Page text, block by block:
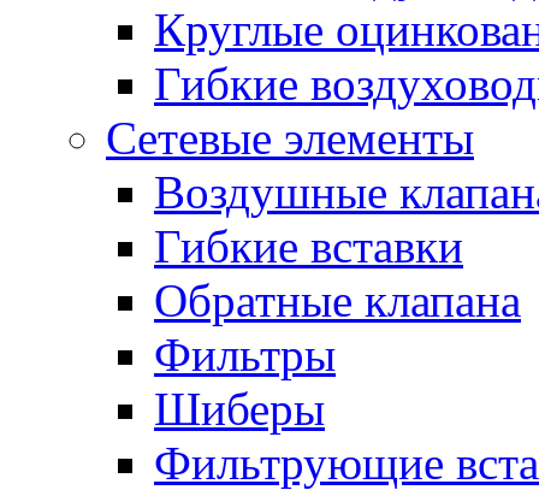
Круглые
Гибкие
Сетевые элементы
Воздушные
Гибкие вставки
Обратные клапана
Фильтры
Шиберы
Фильтрующие